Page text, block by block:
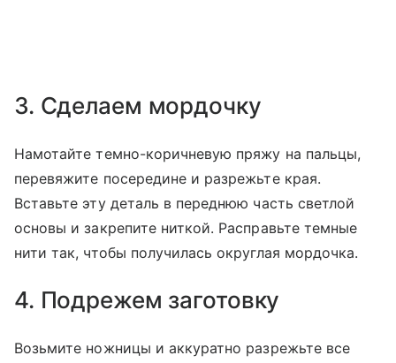
3. Сделаем мордочку
Намотайте темно-коричневую пряжу на пальцы,
перевяжите посередине и разрежьте края.
Вставьте эту деталь в переднюю часть светлой
основы и закрепите ниткой. Расправьте темные
нити так, чтобы получилась округлая мордочка.
4. Подрежем заготовку
Возьмите ножницы и аккуратно разрежьте все